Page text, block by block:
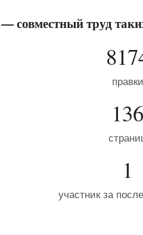
совместный труд
правки
136
1
участник за